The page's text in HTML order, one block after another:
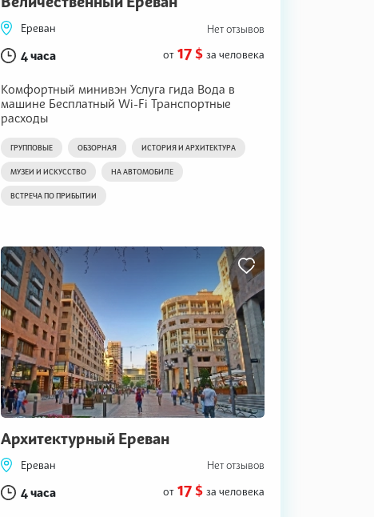
Ереван Нет отзывов
4 часа от 17 $ за человека
Комфортный минивэн Услуга гида Вода в
машине Бесплатный Wi-Fi Транспортные
расходы
ГРУППОВЫЕ ОБЗОРНАЯ ИСТОРИЯ И АРХИТЕКТУРА
МУЗЕИ И ИСКУССТВО НА АВТОМОБИЛЕ
ВСТРЕЧА ПО ПРИБЫТИИ
Архитектурный Ереван
Ереван Нет отзывов
4 часа от 17 $ за человека